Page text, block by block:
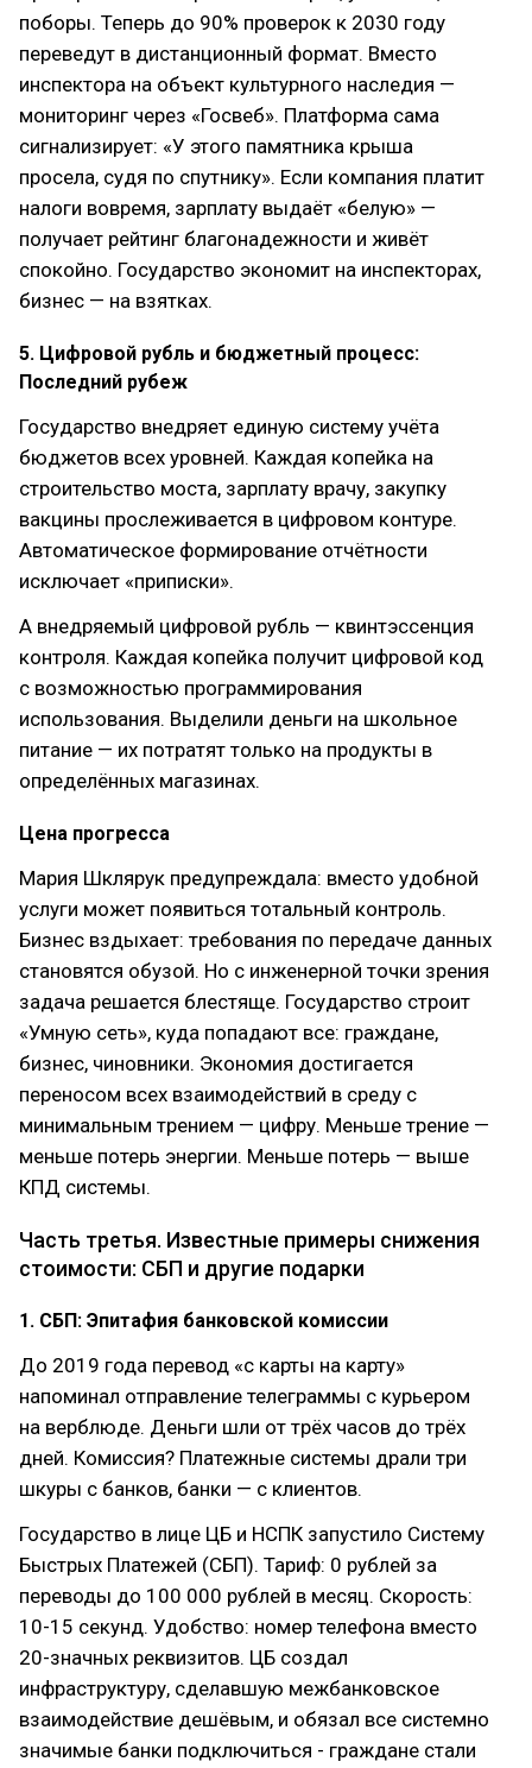
поборы. Теперь до 90% проверок к 2030 году
переведут в дистанционный формат. Вместо
инспектора на объект культурного наследия —
мониторинг через «Госвеб». Платформа сама
сигнализирует: «У этого памятника крыша
просела, судя по спутнику». Если компания платит
налоги вовремя, зарплату выдаёт «белую» —
получает рейтинг благонадежности и живёт
спокойно. Государство экономит на инспекторах,
бизнес — на взятках.
5. Цифровой рубль и бюджетный процесс:
Последний рубеж
Государство внедряет единую систему учёта
бюджетов всех уровней. Каждая копейка на
строительство моста, зарплату врачу, закупку
вакцины прослеживается в цифровом контуре.
Автоматическое формирование отчётности
исключает «приписки».
А внедряемый цифровой рубль — квинтэссенция
контроля. Каждая копейка получит цифровой код
с возможностью программирования
использования. Выделили деньги на школьное
питание — их потратят только на продукты в
определённых магазинах.
Цена прогресса
Мария Шклярук предупреждала: вместо удобной
услуги может появиться тотальный контроль.
Бизнес вздыхает: требования по передаче данных
становятся обузой. Но с инженерной точки зрения
задача решается блестяще. Государство строит
«Умную сеть», куда попадают все: граждане,
бизнес, чиновники. Экономия достигается
переносом всех взаимодействий в среду с
минимальным трением — цифру. Меньше трение —
меньше потерь энергии. Меньше потерь — выше
КПД системы.
Часть третья. Известные примеры снижения
стоимости: СБП и другие подарки
1. СБП: Эпитафия банковской комиссии
До 2019 года перевод «с карты на карту»
напоминал отправление телеграммы с курьером
на верблюде. Деньги шли от трёх часов до трёх
дней. Комиссия? Платежные системы драли три
шкуры с банков, банки — с клиентов.
Государство в лице ЦБ и НСПК запустило Систему
Быстрых Платежей (СБП). Тариф: 0 рублей за
переводы до 100 000 рублей в месяц. Скорость:
10-15 секунд. Удобство: номер телефона вместо
20-значных реквизитов. ЦБ создал
инфраструктуру, сделавшую межбанковское
взаимодействие дешёвым, и обязал все системно
значимые банки подключиться - граждане стали